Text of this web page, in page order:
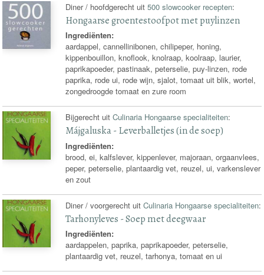
Diner / hoofdgerecht uit500 slowcooker recepten:
Hongaarse groentestoofpot met puylinzen
Ingrediënten:
aardappel, cannellinibonen, chilipeper, honing,
kippenbouillon, knoflook, knolraap, koolraap, laurier,
paprikapoeder, pastinaak, peterselie, puy-linzen, rode
paprika, rode ui, rode wijn, sjalot, tomaat uit blik, wortel,
zongedroogde tomaat en zure room
Bijgerecht uitCulinaria Hongaarse specialiteiten:
Májgaluska - Leverballetjes (in de soep)
Ingrediënten:
brood, ei, kalfslever, kippenlever, majoraan, orgaanvlees,
peper, peterselie, plantaardig vet, reuzel, ui, varkenslever
en zout
Diner / voorgerecht uitCulinaria Hongaarse specialiteiten:
Tarhonyleves - Soep met deegwaar
Ingrediënten:
aardappelen, paprika, paprikapoeder, peterselie,
plantaardig vet, reuzel, tarhonya, tomaat en ui